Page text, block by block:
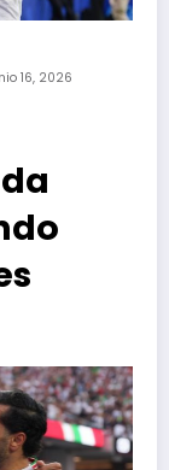
16, 2026